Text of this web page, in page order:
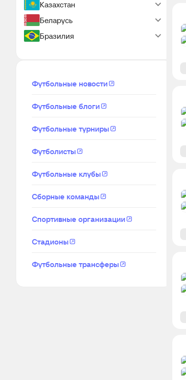
Казахстан
Беларусь
Бразилия
Футбольные новости
Футбольные блоги
Футбольные турниры
Футболисты
Футбольные клубы
Сборные команды
Спортивные организации
Стадионы
Футбольные трансферы